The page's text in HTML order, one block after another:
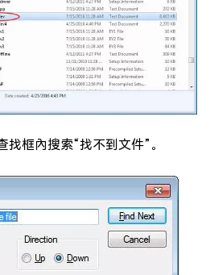
找框內搜索“找不到文件”。